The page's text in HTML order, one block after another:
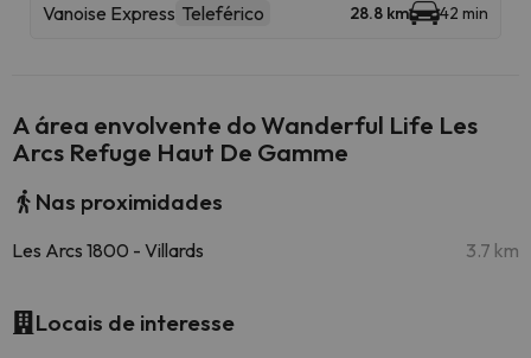
Vanoise Express Teleférico 28.8 km 42 min
A área envolvente do Wanderful Life Les
Arcs Refuge Haut De Gamme
Nas proximidades
Les Arcs 1800 - Villards 3.7 km
Locais de interesse